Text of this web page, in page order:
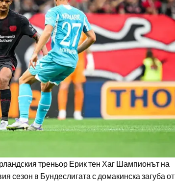
треньор Ерик тен Хаг Шампионът на
сезон в Бундеслигата с домакинска загуба от